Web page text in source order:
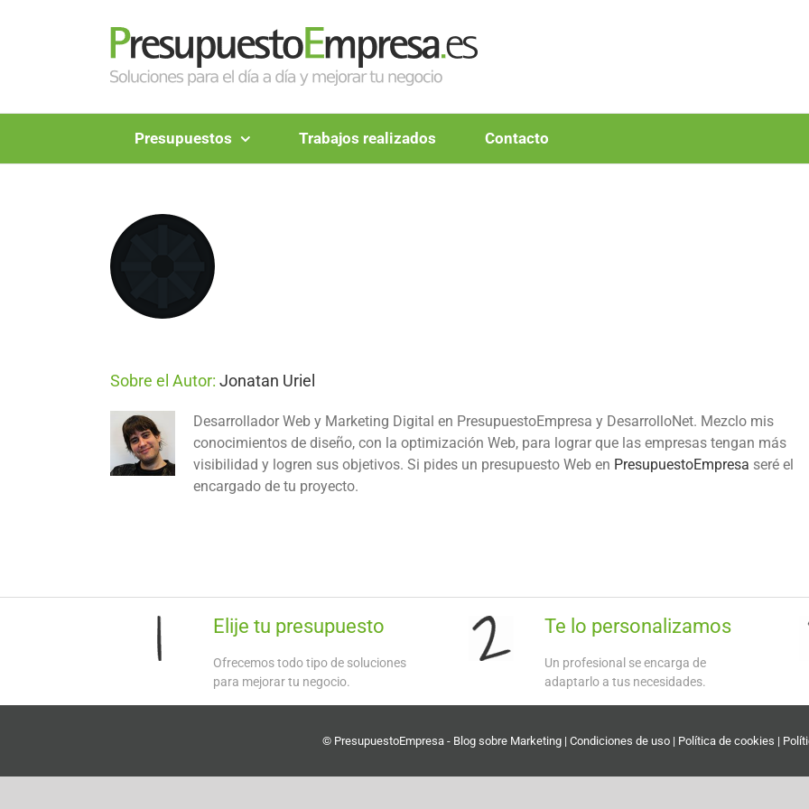
Presupuestos Trabajos realizados Contacto
Sobre el Autor: Jonatan Uriel
Desarrollador Web y Marketing Digital en PresupuestoEmpresa y DesarrolloNet. Mezclo mis
conocimientos de diseño, con la optimización Web, para lograr que las empresas tengan más
visibilidad y logren sus objetivos. Si pides un presupuesto Web en PresupuestoEmpresa seré el
encargado de tu proyecto.
Elije tu presupuesto
Ofrecemos todo tipo de soluciones
para mejorar tu negocio.
Te lo personalizamos
Un profesional se encarga de
adaptarlo a tus necesidades.
© PresupuestoEmpresa - Blog sobre Marketing | Condiciones de uso | Política de cookies |